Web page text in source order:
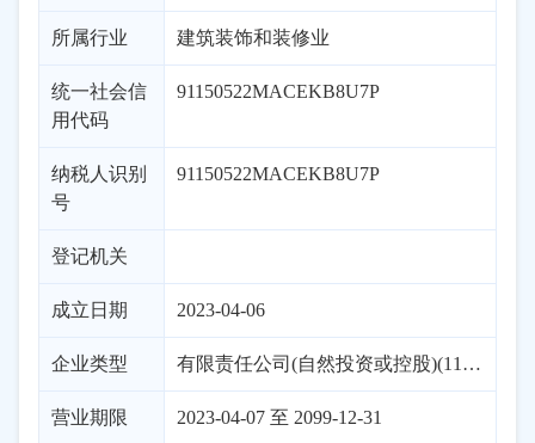
所属行业 建筑装饰和装修业
统一社会信
用代码
91150522MACEKB8U7P
纳税人识别
号
91150522MACEKB8U7P
登记机关
成立日期 2023-04-06
企业类型 有限责任公司(自然投资或控股)(1130)
营业期限 2023-04-07 至 2099-12-31